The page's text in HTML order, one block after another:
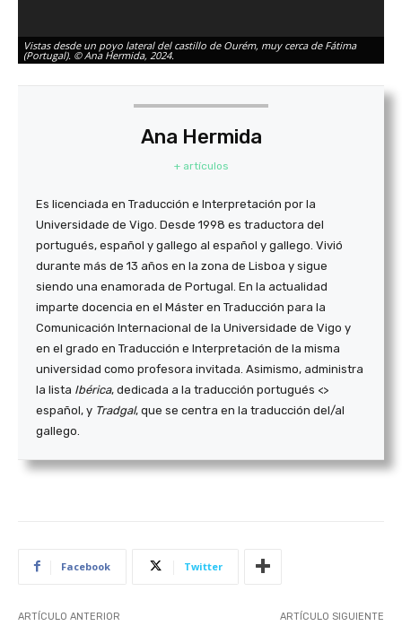
Vistas desde un poyo lateral del castillo de Ourém, muy cerca de Fátima
(Portugal). © Ana Hermida, 2024.
Ana Hermida
+ artículos
Es licenciada en Traducción e Interpretación por la
Universidade de Vigo. Desde 1998 es traductora del
portugués, español y gallego al español y gallego. Vivió
durante más de 13 años en la zona de Lisboa y sigue
siendo una enamorada de Portugal. En la actualidad
imparte docencia en el Máster en Traducción para la
Comunicación Internacional de la Universidade de Vigo y
en el grado en Traducción e Interpretación de la misma
universidad como profesora invitada. Asimismo, administra
la lista Ibérica, dedicada a la traducción portugués <>
español, y Tradgal, que se centra en la traducción del/al
gallego.
Facebook Twitter
ARTÍCULO ANTERIOR ARTÍCULO SIGUIENTE